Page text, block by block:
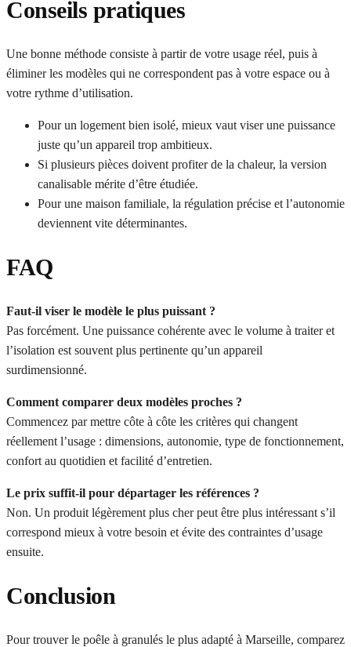
Conseils pratiques
Une bonne méthode consiste à partir de votre usage réel, puis à
éliminer les modèles qui ne correspondent pas à votre espace ou à
votre rythme d’utilisation.
Pour un logement bien isolé, mieux vaut viser une puissance
juste qu’un appareil trop ambitieux.
Si plusieurs pièces doivent profiter de la chaleur, la version
canalisable mérite d’être étudiée.
Pour une maison familiale, la régulation précise et l’autonomie
deviennent vite déterminantes.
FAQ
Faut-il viser le modèle le plus puissant ?
Pas forcément. Une puissance cohérente avec le volume à traiter et
l’isolation est souvent plus pertinente qu’un appareil
surdimensionné.
Comment comparer deux modèles proches ?
Commencez par mettre côte à côte les critères qui changent
réellement l’usage : dimensions, autonomie, type de fonctionnement,
confort au quotidien et facilité d’entretien.
Le prix suffit-il pour départager les références ?
Non. Un produit légèrement plus cher peut être plus intéressant s’il
correspond mieux à votre besoin et évite des contraintes d’usage
ensuite.
Conclusion
Pour trouver le poêle à granulés le plus adapté à Marseille, comparez